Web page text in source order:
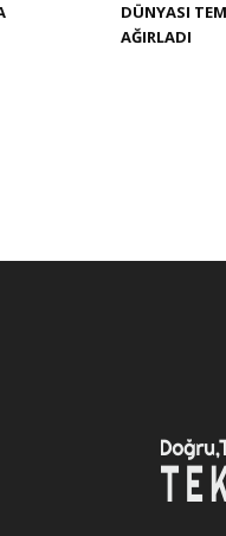
DÜNYASI
AĞIRLADI